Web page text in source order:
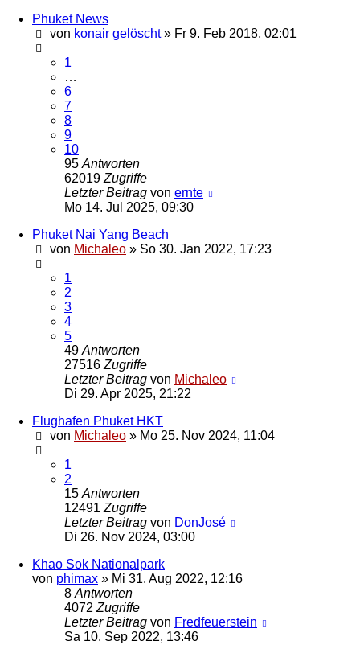
Phuket News
von konair gelöscht» Fr 9. Feb 2018, 02:01
1
…
6
7
8
9
10
95 Antworten
62019 Zugriffe
Letzter Beitrag von ernte
Mo 14. Jul 2025, 09:30
Phuket Nai Yang Beach
von Michaleo » So 30. Jan 2022, 17:23
1
2
3
4
5
49 Antworten
27516 Zugriffe
Letzter Beitrag von Michaleo
Di 29. Apr 2025, 21:22
Flughafen Phuket HKT
von Michaleo » Mo 25. Nov 2024, 11:04
1
2
15 Antworten
12491 Zugriffe
Letzter Beitrag von DonJosé
Di 26. Nov 2024, 03:00
Khao Sok Nationalpark
von phimax » Mi 31. Aug 2022, 12:16
8 Antworten
4072 Zugriffe
Letzter Beitrag von Fredfeuerstein
Sa 10. Sep 2022, 13:46